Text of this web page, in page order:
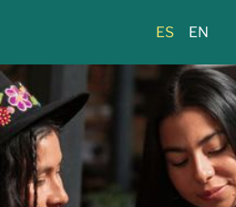
ES EN